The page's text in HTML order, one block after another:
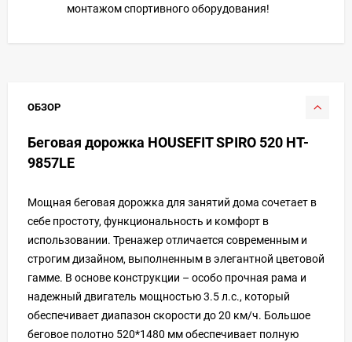
монтажом спортивного оборудования!
ОБЗОР
Беговая дорожка HOUSEFIT SPIRO 520 HT-
9857LE
Мощная беговая дорожка для занятий дома сочетает в
себе простоту, функциональность и комфорт в
использовании. Тренажер отличается современным и
строгим дизайном, выполненным в элегантной цветовой
гамме. В основе конструкции – особо прочная рама и
надежный двигатель мощностью 3.5 л.с., который
обеспечивает диапазон скорости до 20 км/ч. Большое
беговое полотно 520*1480 мм обеспечивает полную